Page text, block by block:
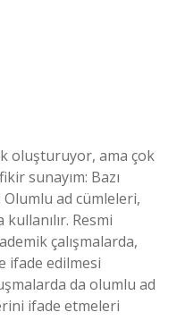
oluşturuyor, ama çok
sunayım: Bazı
ad cümleleri,
kullanılır. Resmi
çalışmalarda,
ifade edilmesi
da olumlu ad
ifade etmeleri